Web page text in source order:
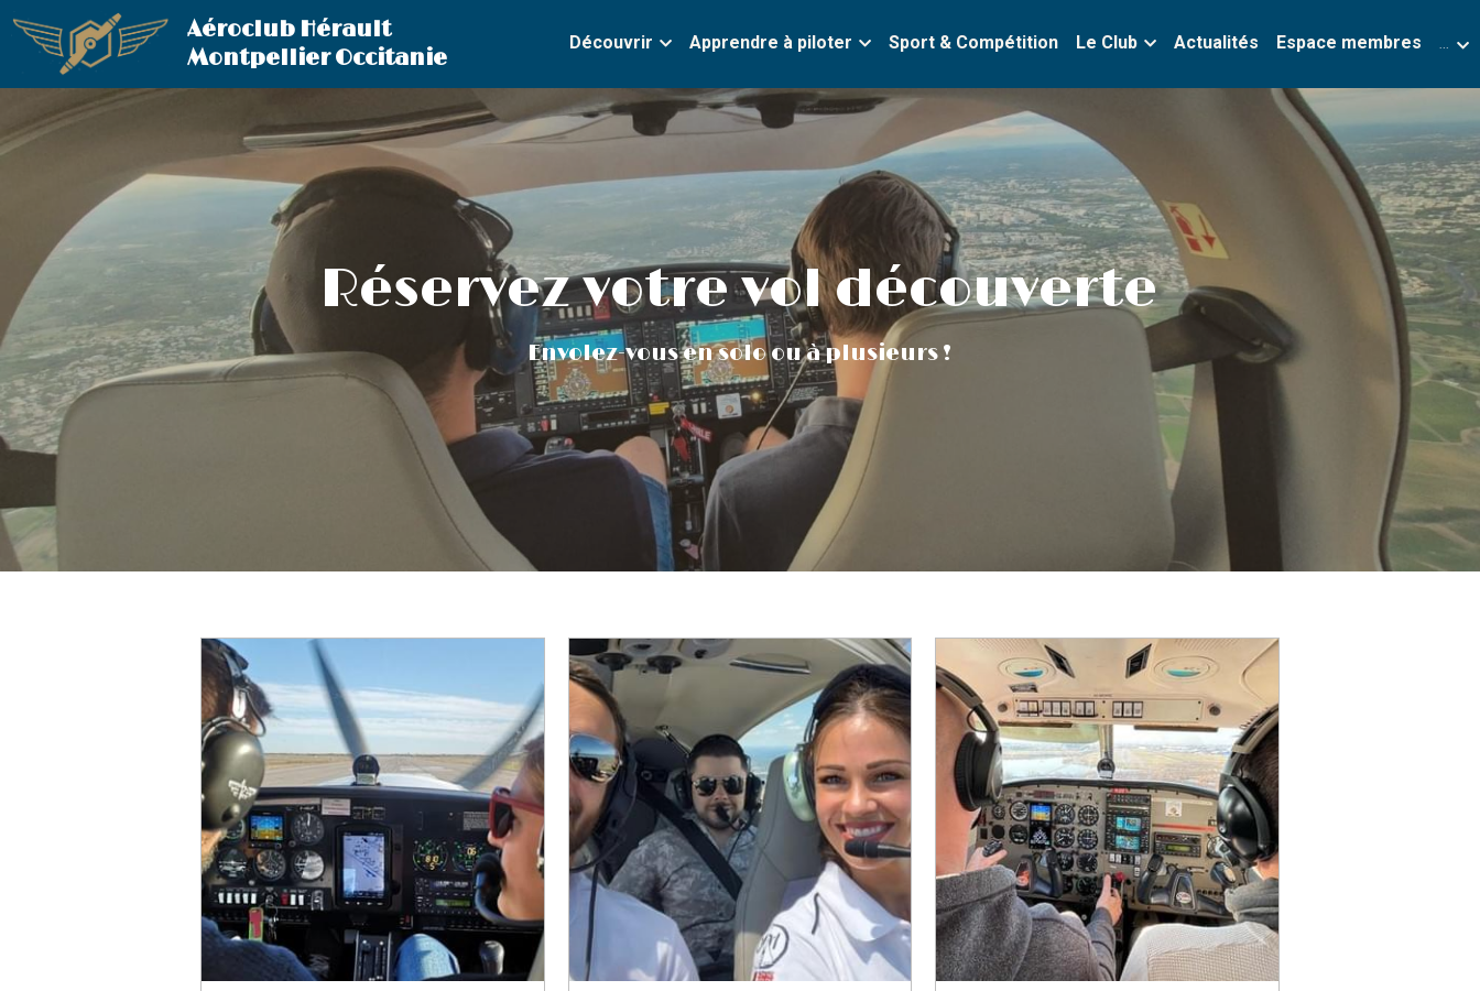
Aéroclub Hérault
Montpellier Occitanie
Découvrir Apprendre à piloter Sport & Compétition Le Club Actualités Espace membres …
Réservez votre vol découverte
Envolez-vous en solo ou à plusieurs !